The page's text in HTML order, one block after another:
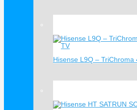
Hisense L9Q –